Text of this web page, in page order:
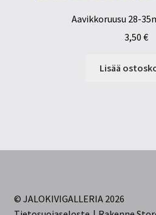
Aavikkoruusu 28-
3,50 €
Lisää
© JALOKIVIGALLERIA 2026